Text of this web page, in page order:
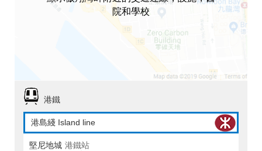
院和學校
港鐵
港島綫 Island line
堅尼地城 港鐵站